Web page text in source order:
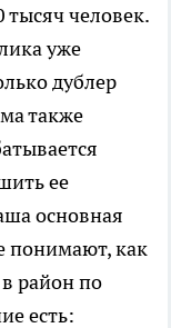
тысяч человек.
уже
дублер
также
ее
основная
понимают, как
район по
есть: